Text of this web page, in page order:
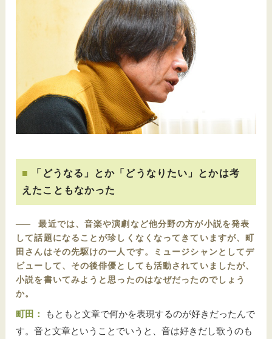
「どうなる」とか「どうなりたい」とかは考
えたこともなかった
――
最近では、音楽や演劇など他分野の方が小説を発表
して話題になることが珍しくなくなってきていますが、町
田さんはその先駆けの一人です。ミュージシャンとしてデ
ビューして、その後俳優としても活動されていましたが、
小説を書いてみようと思ったのはなぜだったのでしょう
か。
町田：
もともと文章で何かを表現するのが好きだったんで
す。音と文章ということでいうと、音は好きだし歌うのも